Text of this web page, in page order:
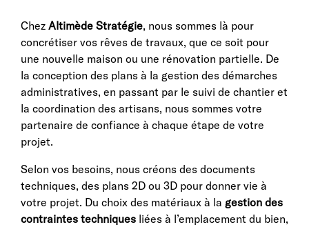
Chez Altimède Stratégie, nous sommes là pour
concrétiser vos rêves de travaux, que ce soit pour
une nouvelle maison ou une rénovation partielle. De
la conception des plans à la gestion des démarches
administratives, en passant par le suivi de chantier et
la coordination des artisans, nous sommes votre
partenaire de confiance à chaque étape de votre
projet.
Selon vos besoins, nous créons des documents
techniques, des plans 2D ou 3D pour donner vie à
votre projet. Du choix des matériaux à la gestion des
contraintes techniques liées à l’emplacement du bien,